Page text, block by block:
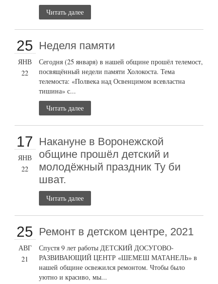
Читать далее
25
ЯНВ
22
Неделя памяти
Сегодня (25 января) в нашей общине прошёл телемост,
посвящённый недели памяти Холокоста. Тема
телемоста: «Полвека над Освенцимом всевластна
тишина» с...
Читать далее
17
ЯНВ
22
Накануне в Воронежской
общине прошёл детский и
молодёжный праздник Ту би
шват.
Читать далее
25
АВГ
21
Ремонт в детском центре, 2021
Спустя 9 лет работы ДЕТСКИЙ ДОСУГОВО-
РАЗВИВАЮЩИЙ ЦЕНТР «ШЕМЕШ МАТАНЕЛЬ» в
нашей общине освежился ремонтом. Чтобы было
уютно и красиво, мы...